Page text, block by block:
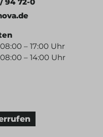
08:00 – 17:00 Uhr
08:00 – 14:00 Uhr